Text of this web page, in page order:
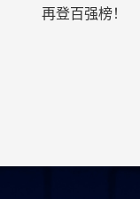
再登百强榜！